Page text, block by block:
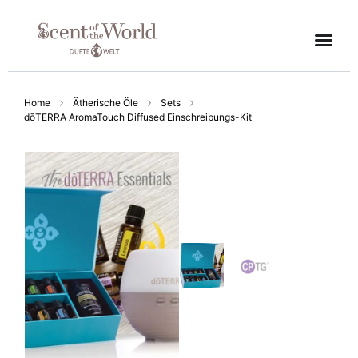
Home Ätherische Öle
Sets
dōTERRA AromaTouch Diffused Einschreibungs-Kit